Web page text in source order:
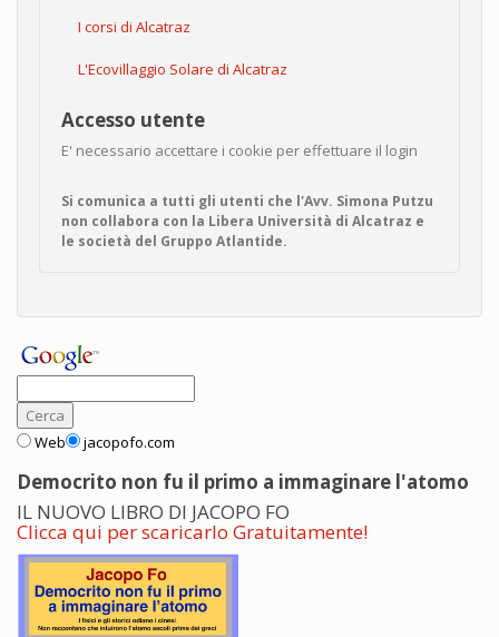
I corsi di Alcatraz
L'Ecovillaggio Solare di Alcatraz
Accesso utente
E' necessario accettare i cookie per effettuare il login
Si comunica a tutti gli utenti che l'Avv. Simona Putzu
non collabora con la Libera Università di Alcatraz e
le società del Gruppo Atlantide.
Web jacopofo.com
Democrito non fu il primo a immaginare l'atomo
IL NUOVO LIBRO DI JACOPO FO
Clicca qui per scaricarlo Gratuitamente!